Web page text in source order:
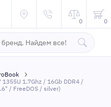
0 0
1355U 1.7Ghz / 16Gb DDR4 /
/ FreeDOS / silver)